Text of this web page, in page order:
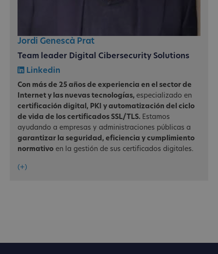
Jordi Genescà Prat
Team leader Digital Cibersecurity Solutions
Linkedin
Con más de 25 años de experiencia en el sector de
Internet y las nuevas tecnologías, especializado en
certificación digital, PKI y automatización del ciclo
de vida de los certificados SSL/TLS. Estamos
ayudando a empresas y administraciones públicas a
garantizar la seguridad, eficiencia y cumplimiento
normativo en la gestión de sus certificados digitales.
(+)